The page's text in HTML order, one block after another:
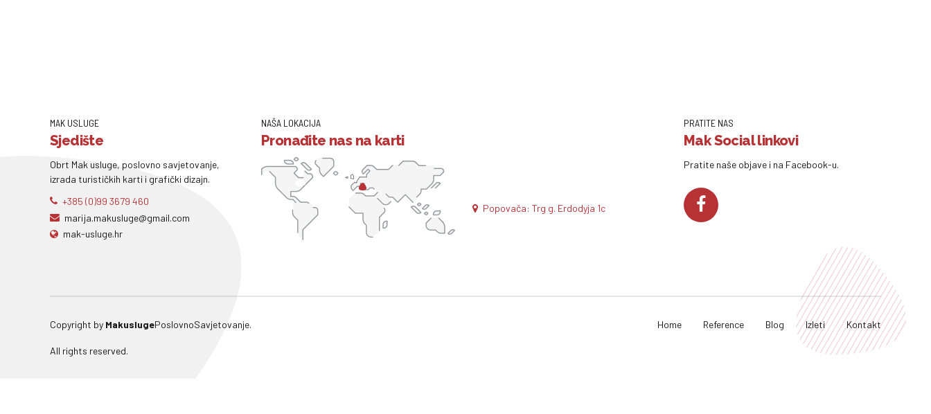
MAK USLUGE
Sjedište
Obrt Mak usluge, poslovno savjetovanje,
izrada turističkih karti i grafički dizajn.
+385 (0)99 3679 460
marija.makusluge@gmail.com
mak-usluge.hr
NAŠA LOKACIJA
Pronađite nas na karti
Popovača: Trg g. Erdodyja 1c
PRATITE NAS
Mak Social linkovi
Pratite naše objave i na Facebook-u.
Copyright by MakuslugePoslovnoSavjetovanje.
All rights reserved.
Home Reference Blog Izleti Kontakt